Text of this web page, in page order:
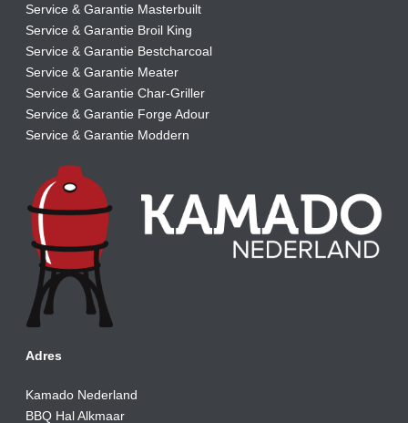
Service & Garantie Masterbuilt
Service & Garantie Broil King
Service & Garantie Bestcharcoal
Service & Garantie Meater
Service & Garantie Char-Griller
Service & Garantie Forge Adour
Service & Garantie Moddern
Adres
Kamado Nederland
BBQ Hal Alkmaar